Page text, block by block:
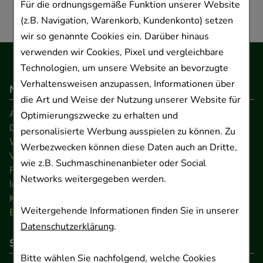
Für die ordnungsgemäße Funktion unserer Website
(z.B. Navigation, Warenkorb, Kundenkonto) setzen
wir so genannte Cookies ein. Darüber hinaus
verwenden wir Cookies, Pixel und vergleichbare
Technologien, um unsere Website an bevorzugte
Verhaltensweisen anzupassen, Informationen über
die Art und Weise der Nutzung unserer Website für
Optimierungszwecke zu erhalten und
personalisierte Werbung ausspielen zu können. Zu
Werbezwecken können diese Daten auch an Dritte,
wie z.B. Suchmaschinenanbieter oder Social
Networks weitergegeben werden.
Weitergehende Informationen finden Sie in unserer
Datenschutzerklärung.
Bitte wählen Sie nachfolgend, welche Cookies
Navigation
AGB
Datenschutz
Widerrufsrecht
Versandkosten
FAQ
Impressum
Kontakt
Barrierefreiheitserklärung
So können Sie bezahlen